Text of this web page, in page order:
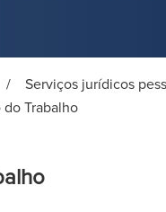
/ Serviços jurídicos
Trabalho